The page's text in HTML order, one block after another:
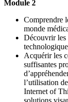
Module 2
Comprendre
monde
Découvrir les
Acquérir les
suffisantes
l’utilisation
Internet of
solutions